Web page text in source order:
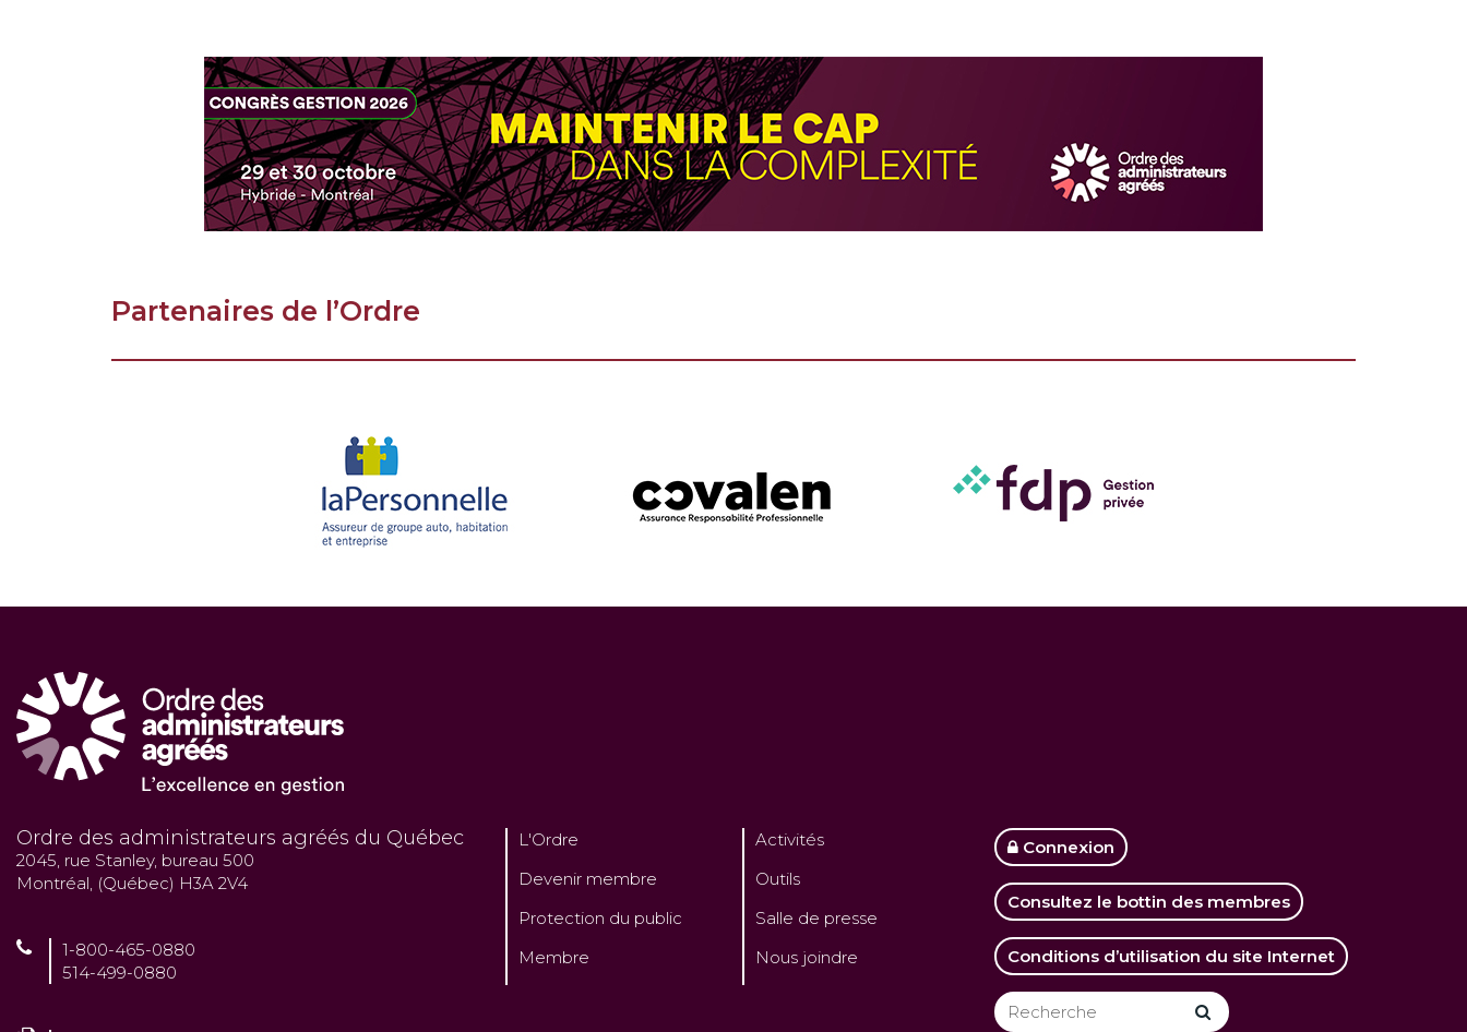
Partenaires de l’Ordre
Ordre des administrateurs agréés du Québec
2045, rue Stanley, bureau 500
Montréal, (Québec) H3A 2V4
1-800-465-0880
514-499-0880
L'Ordre
Devenir membre
Protection du public
Membre
Activités
Outils
Salle de presse
Nous joindre
Connexion
Consultez le bottin des membres
Conditions d’utilisation du site Internet